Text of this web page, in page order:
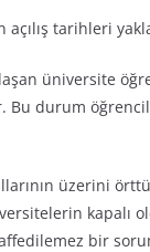
tarihleri
üniversite
Bu durum
üzerini
kapalı
affedilemez bir